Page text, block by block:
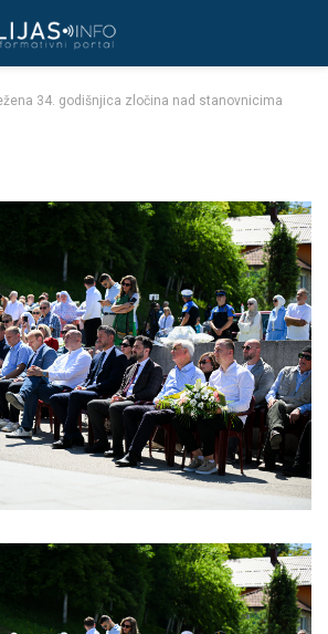
34. godišnjica zločina nad stanovnicima